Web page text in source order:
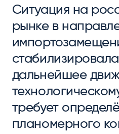
Ситуация на
рынке в
дальнейшее
требует
планомерного